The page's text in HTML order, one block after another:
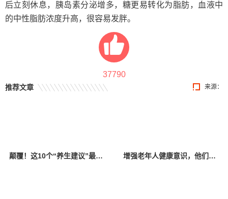
后立刻休息，胰岛素分泌增多，糖更易转化为脂肪，血液中
的中性脂肪浓度升高，很容易发胖。
37790
来源：
推荐文章
颠覆！这10个“养生建议”最好别信，当心越养越病！ 增强老年人健康意识，他们为居民普及养生知识